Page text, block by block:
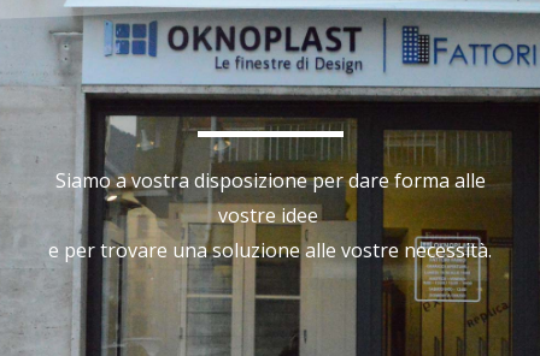
Siamo a vostra disposizione per dare forma alle
vostre idee
e per trovare una soluzione alle vostre necessità.